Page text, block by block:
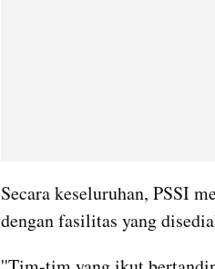
Secara keseluruhan, PSSI
dengan fasilitas yang